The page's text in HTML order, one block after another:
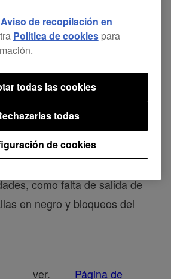
con la función Information
como falta de salida de
en negro y bloqueos del
ver.
Página de
Aviso de recopilación en
Política de cookiespara
de cookies
todas
todas las cookies